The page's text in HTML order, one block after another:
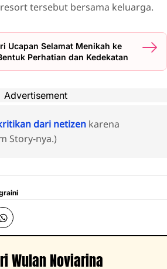
tersebut bersama keluarga.
Ucapan Selamat Menikah ke
Perhatian dan Kedekatan
Advertisement
dari netizen karena
Story-nya.)
Wulan Noviarina